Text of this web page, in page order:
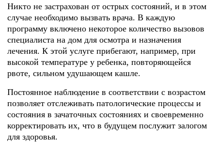
Никто не застрахован от острых состояний, и в этом
случае необходимо вызвать врача. В каждую
программу включено некоторое количество вызовов
специалиста на дом для осмотра и назначения
лечения. К этой услуге прибегают, например, при
высокой температуре у ребенка, повторяющейся
рвоте, сильном удушающем кашле.
Постоянное наблюдение в соответствии с возрастом
позволяет отслеживать патологические процессы и
состояния в зачаточных состояниях и своевременно
корректировать их, что в будущем послужит залогом
для здоровья.